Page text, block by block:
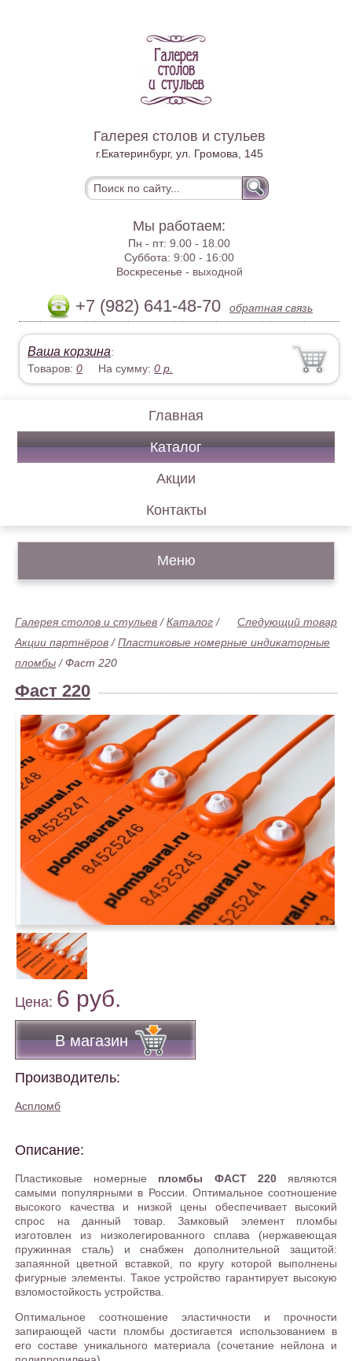
Галерея столов и стульев
г.Екатеринбург, ул. Громова, 145
Мы работаем:
Пн - пт:9.00 - 18.00
Суббота:9:00 - 16:00
Воскресенье - выходной
+7 (982) 641-48-70 обратная связь
Ваша корзина:
Товаров:0 На сумму:0 р.
Главная
Каталог
Акции
Контакты
Меню
Следующий товар
Галерея столов и стульев /Каталог /
Акции партнёров /Пластиковые номерные индикаторные
пломбы / Фаст 220
Фаст 220
Цена: 6 руб.
В магазин
Производитель:
Аспломб
Описание:
Пластиковые номерные пломбы ФАСТ 220являются
самыми популярными в России. Оптимальное соотношение
высокого качества и низкой цены обеспечивает высокий
спрос на данный товар. Замковый элемент пломбы
изготовлен из низколегированного сплава (нержавеющая
пружинная сталь) и снабжен дополнительной защитой:
запаянной цветной вставкой, по кругу которой выполнены
фигурные элементы. Такое устройство гарантирует высокую
взломостойкость устройства.
Оптимальное соотношение эластичности и прочности
запирающей части пломбы достигается использованием в
его составе уникального материала (сочетание нейлона и